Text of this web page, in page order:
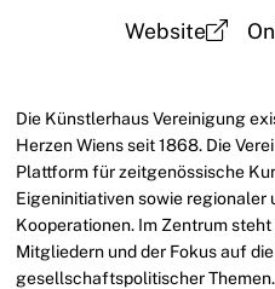
Website
Die Künstlerhaus Vereinigung
Herzen Wiens seit 1868. Die
Plattform für zeitgenössische
Eigeninitiativen sowie regionaler
Kooperationen. Im Zentrum
Mitgliedern und der Fokus auf
gesellschaftspolitischer Themen.